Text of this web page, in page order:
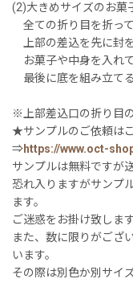
(2)大きめサイズのお菓
全ての折り目を折って
上部の差込を先に封を
お菓子や中身を入れて
最後に底を組み立て
※上部差込口の折り目
★サンプルのご依頼は
⇒https://www.oct-
サンプルは無料ですが
恐れ入りますがサンプ
ます。
ご迷惑をお掛け致しま
また、数に限りがござ
います。
その際は別色か別サイ